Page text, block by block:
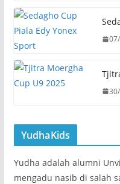
YudhaKids
Yudha adalah alumni
mengadu nasib di salah